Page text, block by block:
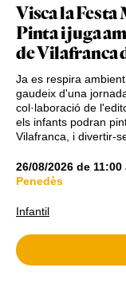
Visca la Festa
Pinta i juga
de Vilafranca
Ja es respira
gaudeix d'una
col·laboració de
els infants podran
Vilafranca, i divertir-
26/08/2026 de 11:00
Penedès
Infantil